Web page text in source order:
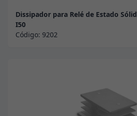
Dissipador para Relé de Estado
I50
Código: 9202